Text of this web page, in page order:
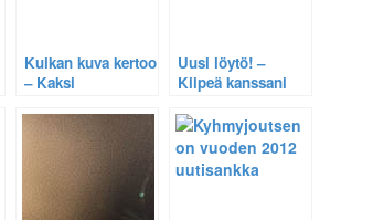
Kuikan kuva kertoo
– Kaksi
Uusi löytö! –
Kiipeä kanssani
ylärinteille
etsimään lisää
jääputouksia